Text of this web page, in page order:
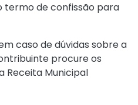
termo de confissão para
caso de dúvidas sobre a
procure os
Receita Municipal